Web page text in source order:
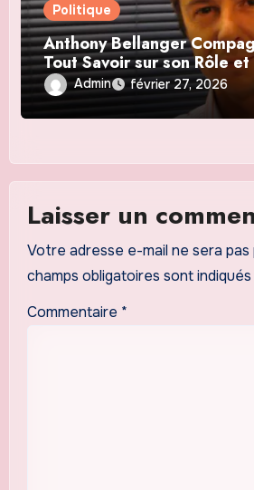
Politique
Anthony Bellanger
Tout Savoir sur son Rôle
en 2026
Admin février 27, 2026
Laisser un
Votre adresse e-mail ne sera pas
champs obligatoires sont
Commentaire *